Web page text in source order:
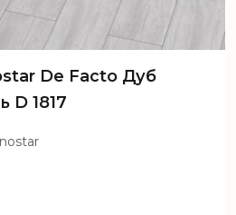
De Facto Дуб
D 1817